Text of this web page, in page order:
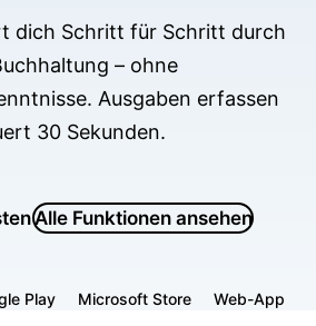
dich Schritt für Schritt durch
– ohne
Ausgaben erfassen
30 Sekunden.
Alle Funktionen ansehen
Play Microsoft Store Web-App